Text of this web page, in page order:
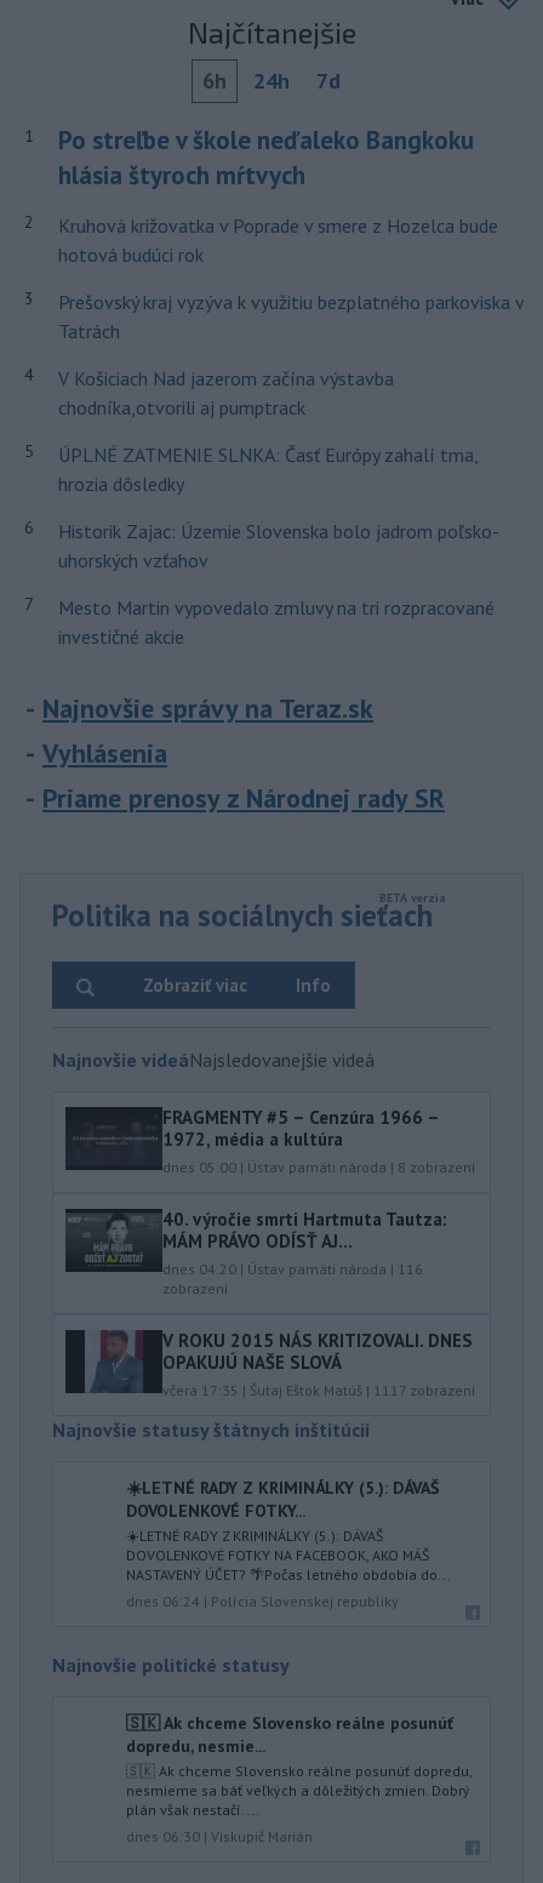
Najčítanejšie
6h 24h 7d
1
Po streľbe v škole neďaleko Bangkoku
hlásia štyroch mŕtvych
2
Kruhová križovatka v Poprade v smere z Hozelca bude
hotová budúci rok
3
Prešovský kraj vyzýva k využitiu bezplatného parkoviska v
Tatrách
4
V Košiciach Nad jazerom začína výstavba
chodníka,otvorili aj pumptrack
5
ÚPLNÉ ZATMENIE SLNKA: Časť Európy zahalí tma,
hrozia dôsledky
6
Historik Zajac: Územie Slovenska bolo jadrom poľsko-
uhorských vzťahov
7
Mesto Martin vypovedalo zmluvy na tri rozpracované
investičné akcie
Najnovšie správy na Teraz.sk
Vyhlásenia
Priame prenosy z Národnej rady SR
Politika na sociálnych sieťach
Info
Zobraziť viac
Najnovšie videáNajsledovanejšie videá
FRAGMENTY #5 – Cenzúra 1966 –
1972, média a kultúra
dnes 05:00 | Ústav pamäti národa | 8 zobrazení
40.⁠ ⁠výročie smrti Hartmuta Tautza:
MÁM PRÁVO ODÍSŤ AJ...
dnes 04:20 | Ústav pamäti národa | 116
zobrazení
V ROKU 2015 NÁS KRITIZOVALI. DNES
OPAKUJÚ NAŠE SLOVÁ
včera 17:35 | Šutaj Eštok Matúš | 1117 zobrazení
Najnovšie statusy štátnych inštitúcií
☀️LETNÉ RADY Z KRIMINÁLKY (5.): DÁVAŠ
DOVOLENKOVÉ FOTKY...
☀️LETNÉ RADY Z KRIMINÁLKY (5.): DÁVAŠ
DOVOLENKOVÉ FOTKY NA FACEBOOK, AKO MÁŠ
NASTAVENÝ ÚČET? 🌴Počas letného obdobia do...
dnes 06:24 | Polícia Slovenskej republiky
Najnovšie politické statusy
🇸🇰 Ak chceme Slovensko reálne posunúť
dopredu, nesmie...
🇸🇰 Ak chceme Slovensko reálne posunúť dopredu,
nesmieme sa báť veľkých a dôležitých zmien. Dobrý
plán však nestačí. ...
dnes 06:30 | Viskupič Marián